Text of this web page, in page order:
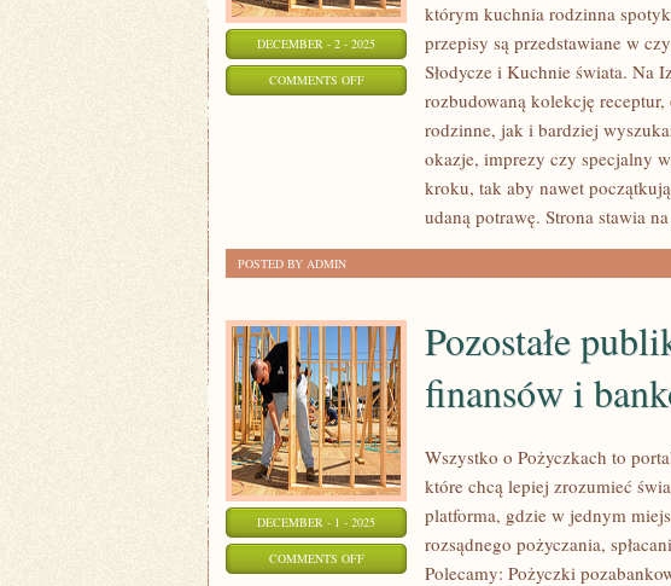
DECEMBER - 2 - 2025
COMMENTS OFFON
BEZGLUTENOWE
którym kuchnia rodzinna
przepisy są przedstawiane w
Słodycze i Kuchnie świata. Na
rozbudowaną kolekcję
rodzinne, jak i bardziej
okazje, imprezy czy specjalny
kroku, tak aby nawet
udaną potrawę. Strona stawia
POSTED BY ADMIN
DECEMBER - 1 - 2025
COMMENTS OFFON
Pozostałe
finansów i
Wszystko o Pożyczkach to
które chcą lepiej zrozumieć
platforma, gdzie w jednym
rozsądnego pożyczania,
Polecamy: Pożyczki